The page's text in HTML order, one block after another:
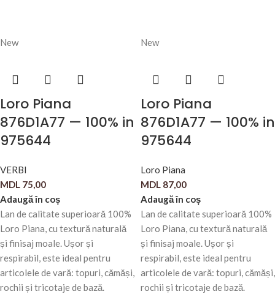
New
Loro Piana
876D1A77 — 100% in
975644
VERBI
MDL 75,00
Adaugă în coș
Lan de calitate superioară 100%
Loro Piana, cu textură naturală
și finisaj moale. Ușor și
respirabil, este ideal pentru
articolele de vară: topuri, cămăși,
rochii și tricotaje de bază.
New
Loro Piana
876D1A77 — 100% in
975644
Loro Piana
MDL 87,00
Adaugă în coș
Lan de calitate superioară 100%
Loro Piana, cu textură naturală
și finisaj moale. Ușor și
respirabil, este ideal pentru
articolele de vară: topuri, cămăși,
rochii și tricotaje de bază.